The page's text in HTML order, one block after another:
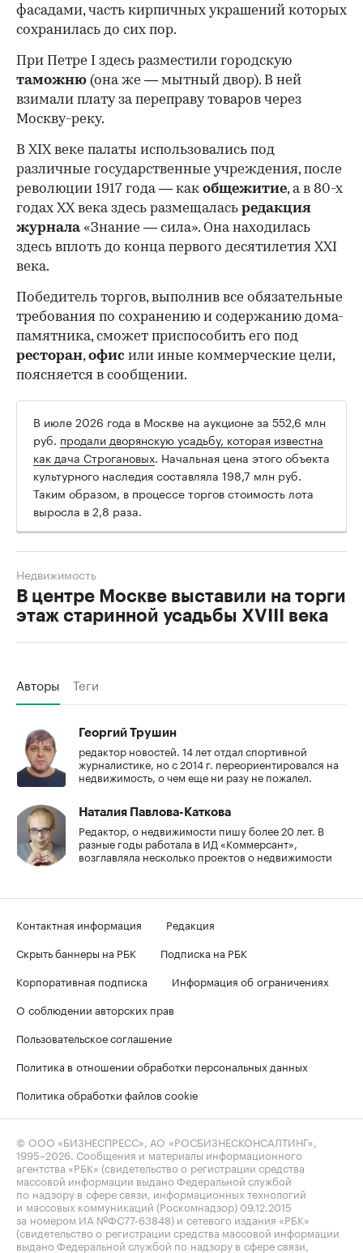
фасадами, часть кирпичных украшений которых
сохранилась до сих пор.
При Петре I здесь разместили городскую
таможню (она же — мытный двор). В ней
взимали плату за переправу товаров через
Москву-реку.
В XIX веке палаты использовались под
различные государственные учреждения, после
революции 1917 года — как общежитие, а в 80-х
годах XX века здесь размещалась редакция
журнала«Знание — сила». Она находилась
здесь вплоть до конца первого десятилетия XXI
века.
Победитель торгов, выполнив все обязательные
требования по сохранению и содержанию дома-
памятника, сможет приспособить его под
ресторан,офис или иные коммерческие цели,
поясняется в сообщении.
В июле 2026 года в Москве на аукционе за 552,6 млн
руб. продали дворянскую усадьбу, которая известна
как дача Строгановых. Начальная цена этого объекта
культурного наследия составляла 198,7 млн руб.
Таким образом, в процессе торгов стоимость лота
выросла в 2,8 раза.
В центре Москве выставили на торги
этаж старинной усадьбы XVIII века
Недвижимость
Авторы Теги
Георгий Трушин
редактор новостей. 14 лет отдал спортивной
журналистике, но с 2014 г. переориентировался на
недвижимость, о чем еще ни разу не пожалел.
Наталия Павлова-Каткова
Редактор, о недвижимости пишу более 20 лет. В
разные годы работала в ИД «Коммерсант»,
возглавляла несколько проектов о недвижимости
Контактная информация
Редакция
Скрыть баннеры на РБК
Подписка на РБК
Корпоративная подписка
Информация об ограничениях
О соблюдении авторских прав
Пользовательское соглашение
Политика в отношении обработки персональных данных
Политика обработки файлов cookie
© ООО «БИЗНЕСПРЕСС», АО «РОСБИЗНЕСКОНСАЛТИНГ»,
1995–2026. Сообщения и материалы информационного
агентства «РБК» (свидетельство о регистрации средства
массовой информации выдано Федеральной службой
по надзору в сфере связи, информационных технологий
и массовых коммуникаций (Роскомнадзор) 09.12.2015
за номером ИА №ФС77-63848) и сетевого издания «РБК»
(свидетельство о регистрации средства массовой информации
выдано Федеральной службой по надзору в сфере связи,